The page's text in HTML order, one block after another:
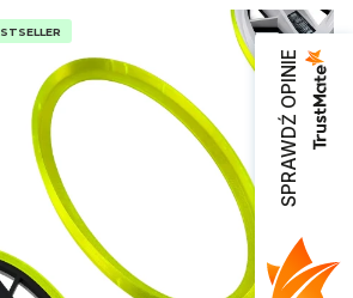
SPRAWDŹ OPINIE